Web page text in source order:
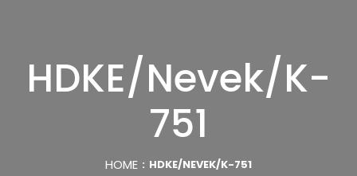
HDKE/Nevek/K-
751
HOME HDKE/NEVEK/K-751